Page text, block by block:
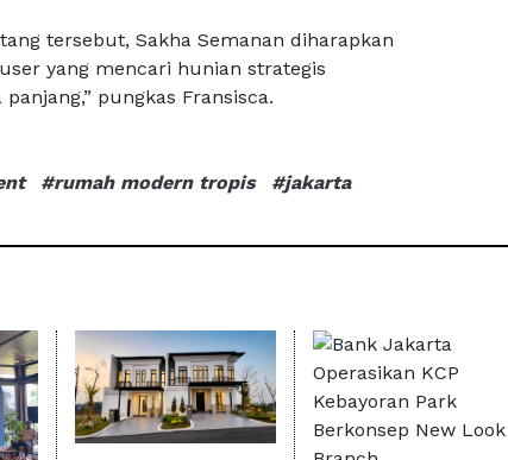
tersebut, Sakha Semanan diharapkan
yang mencari hunian strategis
pungkas Fransisca.
#rumah modern tropis
#jakarta